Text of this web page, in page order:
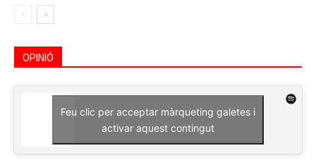
OPINIÓ
Feu clic per acceptar màrqueting galetes i
activar aquest contingut